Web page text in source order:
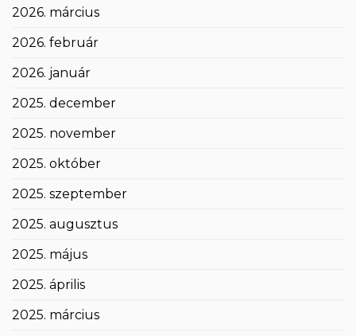
2026. március
2026. február
2026. január
2025. december
2025. november
2025. október
2025. szeptember
2025. augusztus
2025. május
2025. április
2025. március